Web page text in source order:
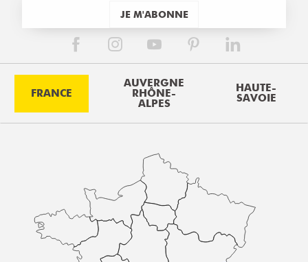
JE M'ABONNE
FRANCE
AUVERGNE
RHÔNE-
ALPES
HAUTE-
SAVOIE